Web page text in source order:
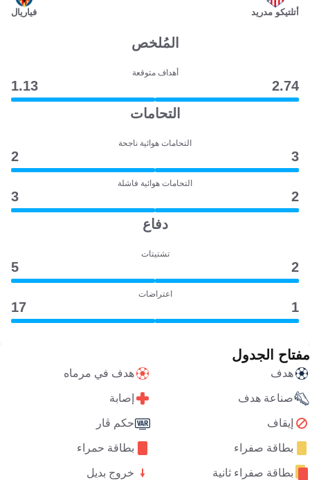
أتلتيكو مدريد فياريال
المُلخص
أهداف متوقعة
2.74
1.13
التحامات
التحامات هوائية ناجحة
3
2
التحامات هوائية فاشلة
2
3
دفاع
تشتيتات
2
5
اعتراضات
1
17
مفتاح الجدول
هدف هدف في مرماه
صناعة هدف إصابة
إيقاف حكم ڤار
بطاقة صفراء بطاقة حمراء
بطاقة صفراء ثانية خروج بديل